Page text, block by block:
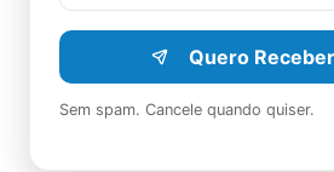
Quero Receber
Sem spam. Cancele quando quiser.